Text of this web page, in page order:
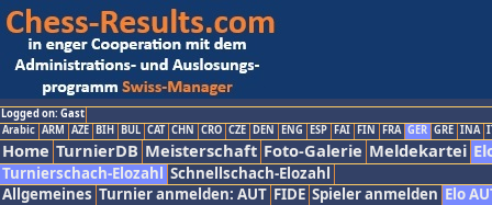
Logged on: Gast
Arabic ARM AZE BIH BUL CAT CHN CRO CZE DEN ENG ESP FAI FIN FRA GER GRE INA
Home TurnierDB Meisterschaft Foto-Galerie Meldekartei
Turnierschach-Elozahl Schnellschach-Elozahl
Allgemeines Turnier anmelden: AUT FIDE Spieler anmelden Elo